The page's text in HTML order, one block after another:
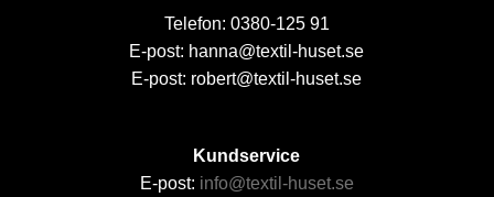
Telefon: 0380-125 91
E-post: hanna@textil-huset.se
E-post: robert@textil-huset.se
Kundservice
E-post: info@textil-huset.se